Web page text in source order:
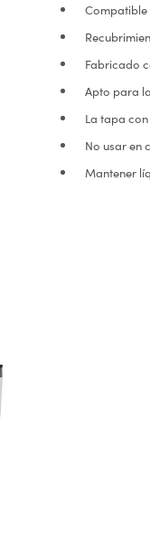
Fabricado
Apto para
La tapa
No usar en
Mantener